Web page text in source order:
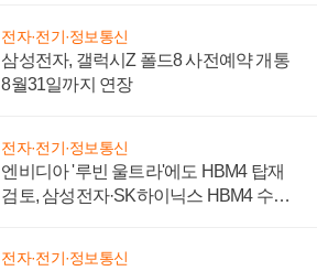
전자·전기·정보통신
삼성전자, 갤럭시Z 폴드8 사전예약 개통
8월31일까지 연장
전자·전기·정보통신
엔비디아 '루빈 울트라'에도 HBM4 탑재
검토, 삼성전자·SK하이닉스 HBM4 수율
전자·전기·정보통신